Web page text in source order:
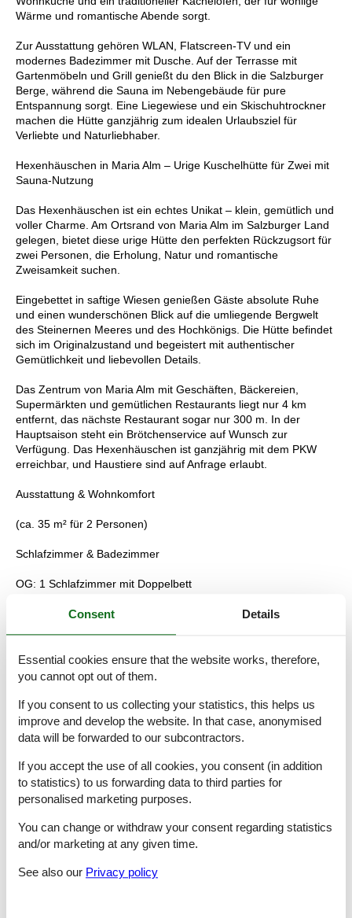
Wärme und romantische Abende sorgt.
Zur Ausstattung gehören WLAN, Flatscreen-TV und ein
modernes Badezimmer mit Dusche. Auf der Terrasse mit
Gartenmöbeln und Grill genießt du den Blick in die Salzburger
Berge, während die Sauna im Nebengebäude für pure
Entspannung sorgt. Eine Liegewiese und ein Skischuhtrockner
machen die Hütte ganzjährig zum idealen Urlaubsziel für
Verliebte und Naturliebhaber.
Hexenhäuschen in Maria Alm – Urige Kuschelhütte für Zwei mit
Sauna-Nutzung
Das Hexenhäuschen ist ein echtes Unikat – klein, gemütlich und
voller Charme. Am Ortsrand von Maria Alm im Salzburger Land
gelegen, bietet diese urige Hütte den perfekten Rückzugsort für
zwei Personen, die Erholung, Natur und romantische
Zweisamkeit suchen.
Eingebettet in saftige Wiesen genießen Gäste absolute Ruhe
und einen wunderschönen Blick auf die umliegende Bergwelt
des Steinernen Meeres und des Hochkönigs. Die Hütte befindet
sich im Originalzustand und begeistert mit authentischer
Gemütlichkeit und liebevollen Details.
Das Zentrum von Maria Alm mit Geschäften, Bäckereien,
Supermärkten und gemütlichen Restaurants liegt nur 4 km
entfernt, das nächste Restaurant sogar nur 300 m. In der
Hauptsaison steht ein Brötchenservice auf Wunsch zur
Verfügung. Das Hexenhäuschen ist ganzjährig mit dem PKW
erreichbar, und Haustiere sind auf Anfrage erlaubt.
Ausstattung & Wohnkomfort
(ca. 35 m² für 2 Personen)
Schlafzimmer & Badezimmer
OG: 1 Schlafzimmer mit Doppelbett
1 Badezimmer mit Dusche & WC
Wohnküche mit elektronischen Kochplatten, Kühlschrank &
Kachelofen als zusätzliche Kochmöglichkeit & Heizung
Elektrische Heizung im Bad
Wellness & Außenbereich
Saunanutzung im Nebengebäude
Terrasse mit Gartenmöbeln & Gartengrill
Consent Details
Essential cookies ensure that the website works, therefore,
you cannot opt out of them.
If you consent to us collecting your statistics, this helps us
improve and develop the website. In that case, anonymised
data will be forwarded to our subcontractors.
If you accept the use of all cookies, you consent (in addition
to statistics) to us forwarding data to third parties for
personalised marketing purposes.
You can change or withdraw your consent regarding statistics
and/or marketing at any given time.
See also our Privacy policy